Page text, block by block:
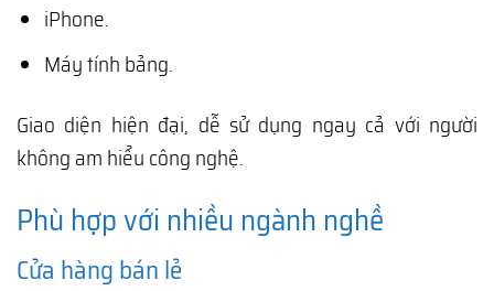
iPhone.
Máy tính bảng.
Giao diện hiện đại, dễ sử dụng ngay cả với người
không am hiểu công nghệ.
Phù hợp với nhiều ngành nghề
Cửa hàng bán lẻ